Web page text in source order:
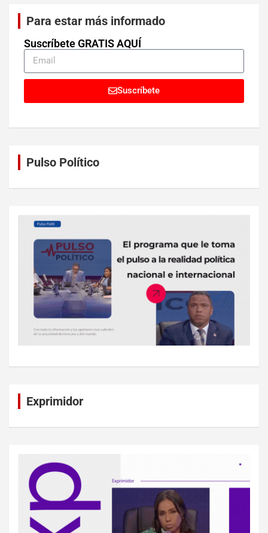
Para estar más informado
Suscríbete GRATIS AQUÍ
Suscríbete
Pulso Político
Exprimidor